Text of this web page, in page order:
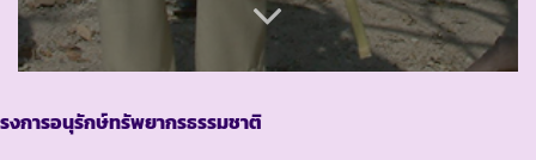
งการอนุรักษ์ทรัพยากรธรรมชาติ